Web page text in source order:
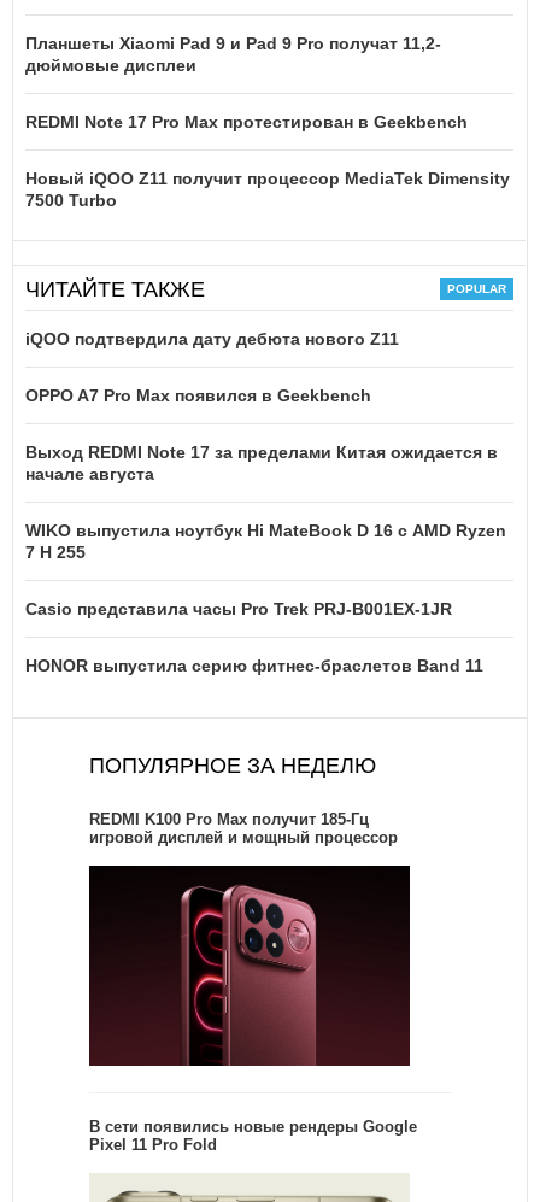
Планшеты Xiaomi Pad 9 и Pad 9 Pro получат 11,2-
дюймовые дисплеи
REDMI Note 17 Pro Max протестирован в Geekbench
Новый iQOO Z11 получит процессор MediaTek Dimensity
7500 Turbo
ЧИТАЙТЕ ТАКЖЕ
iQOO подтвердила дату дебюта нового Z11
OPPO A7 Pro Max появился в Geekbench
Выход REDMI Note 17 за пределами Китая ожидается в
начале августа
WIKO выпустила ноутбук Hi MateBook D 16 с AMD Ryzen
7 H 255
Casio представила часы Pro Trek PRJ-B001EX-1JR
HONOR выпустила серию фитнес-браслетов Band 11
ПОПУЛЯРНОЕ ЗА НЕДЕЛЮ
REDMI K100 Pro Max получит 185-Гц
игровой дисплей и мощный процессор
В сети появились новые рендеры Google
Pixel 11 Pro Fold